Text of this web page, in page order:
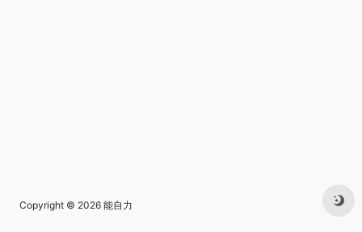
Copyright © 2026 能自力